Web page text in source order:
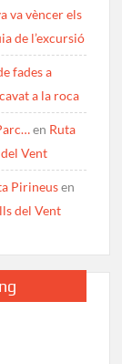
va vèncer els
de l’excursió
fades a
a la roca
en Ruta
Vent
Pirineusen
del Vent